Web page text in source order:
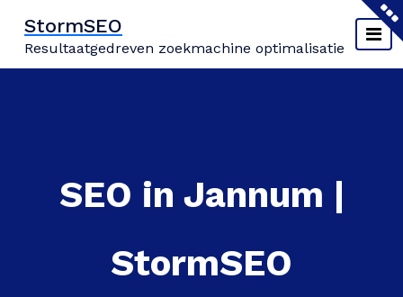
inhoud
springen
StormSEO
Resultaatgedreven zoekmachine optimalisatie
SEO in Jannum |
StormSEO